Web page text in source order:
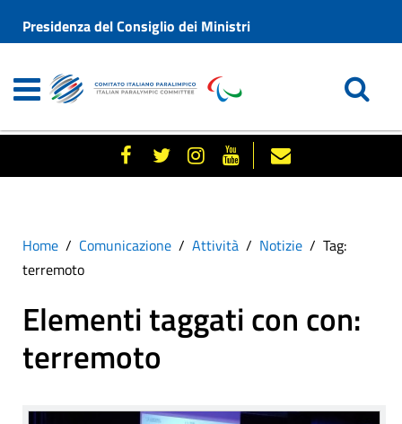
Presidenza del Consiglio dei Ministri
Home Comunicazione Attività Notizie
Tag:
terremoto
Elementi taggati con con:
terremoto